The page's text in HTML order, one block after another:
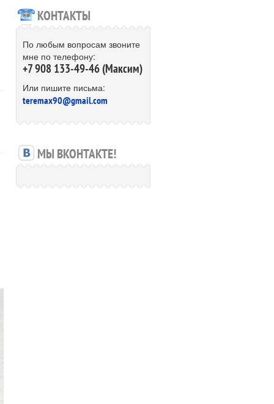
КОНТАКТЫ
По любым вопросам звоните
мне по телефону:
+7 908 133-49-46 (Максим)
Или пишите письма:
teremax90@gmail.com
МЫ ВКОНТАКТЕ!